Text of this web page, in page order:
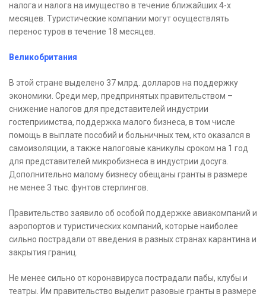
налога и налога на имущество в течение ближайших 4-х
месяцев. Туристические компании могут осуществлять
перенос туров в течение 18 месяцев.
Великобритания
В этой стране выделено 37 млрд. долларов на поддержку
экономики. Среди мер, предпринятых правительством –
снижение налогов для представителей индустрии
гостеприимства, поддержка малого бизнеса, в том числе
помощь в выплате пособий и больничных тем, кто оказался в
самоизоляции, а также налоговые каникулы сроком на 1 год
для представителей микробизнеса в индустрии досуга.
Дополнительно малому бизнесу обещаны гранты в размере
не менее 3 тыс. фунтов стерлингов.
Правительство заявило об особой поддержке авиакомпаний и
аэропортов и туристических компаний, которые наиболее
сильно пострадали от введения в разных странах карантина и
закрытия границ.
Не менее сильно от коронавируса пострадали пабы, клубы и
театры. Им правительство выделит разовые гранты в размере